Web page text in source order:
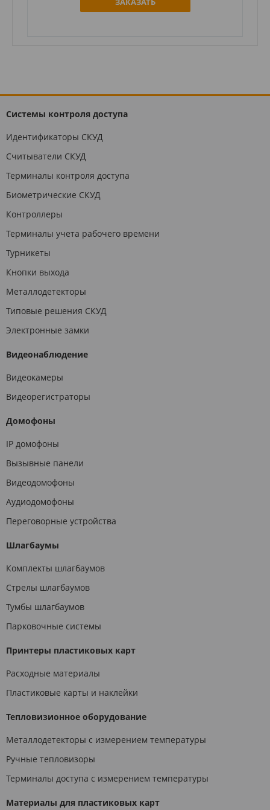
Системы контроля доступа
Идентификаторы СКУД
Считыватели СКУД
Терминалы контроля доступа
Биометрические СКУД
Контроллеры
Терминалы учета рабочего времени
Турникеты
Кнопки выхода
Металлодетекторы
Типовые решения СКУД
Электронные замки
Видеонаблюдение
Видеокамеры
Видеорегистраторы
Домофоны
IP домофоны
Вызывные панели
Видеодомофоны
Аудиодомофоны
Переговорные устройства
Шлагбаумы
Комплекты шлагбаумов
Стрелы шлагбаумов
Тумбы шлагбаумов
Парковочные системы
Принтеры пластиковых карт
Расходные материалы
Пластиковые карты и наклейки
Тепловизионное оборудование
Металлодетекторы с измерением температуры
Ручные тепловизоры
Терминалы доступа с измерением температуры
Материалы для пластиковых карт